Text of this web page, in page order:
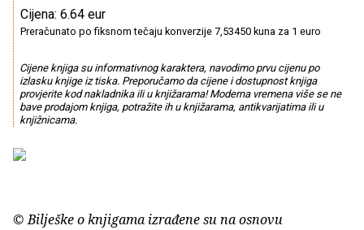
Cijena: 6.64 eur
Preračunato po fiksnom tečaju konverzije 7,53450 kuna za 1 euro
Cijene knjiga su informativnog karaktera, navodimo prvu cijenu po
izlasku knjige iz tiska. Preporučamo da cijene i dostupnost knjiga
provjerite kod nakladnika ili u knjižarama! Moderna vremena više se ne
bave prodajom knjiga, potražite ih u knjižarama, antikvarijatima ili u
knjižnicama.
© Bilješke o knjigama izrađene su na osnovu